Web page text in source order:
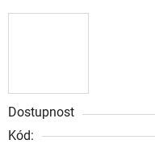
Dostupnost
Kód: